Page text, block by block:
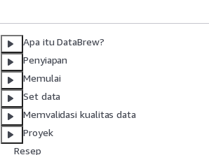
Apa itu DataBrew?
Penyiapan
Memulai
Set data
Memvalidasi kualitas data
Proyek
Resep